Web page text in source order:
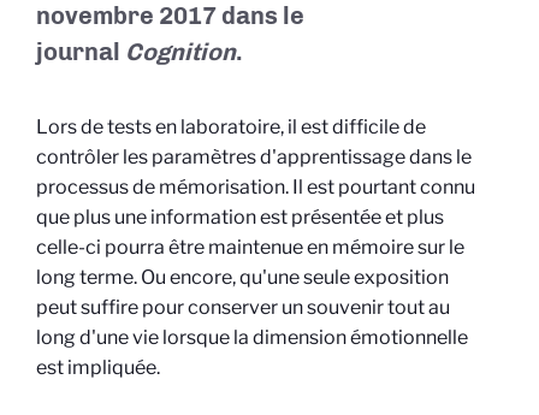
novembre 2017 dans le
journal Cognition.
Lors de tests en laboratoire, il est difficile de
contrôler les paramètres d'apprentissage dans le
processus de mémorisation. Il est pourtant connu
que plus une information est présentée et plus
celle-ci pourra être maintenue en mémoire sur le
long terme. Ou encore, qu'une seule exposition
peut suffire pour conserver un souvenir tout au
long d'une vie lorsque la dimension émotionnelle
est impliquée.